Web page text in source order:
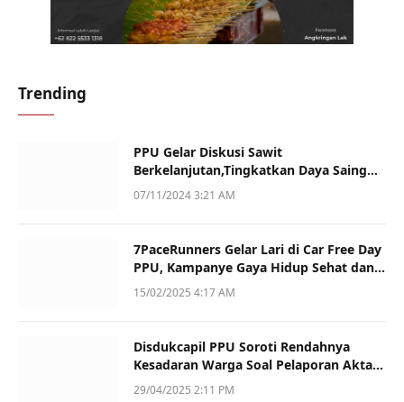
Trending
PPU Gelar Diskusi Sawit
Berkelanjutan,Tingkatkan Daya Saing
dan Kualitas
07/11/2024 3:21 AM
7PaceRunners Gelar Lari di Car Free Day
PPU, Kampanye Gaya Hidup Sehat dan
Dukung UMKM
15/02/2025 4:17 AM
Disdukcapil PPU Soroti Rendahnya
Kesadaran Warga Soal Pelaporan Akta
Kematian
29/04/2025 2:11 PM